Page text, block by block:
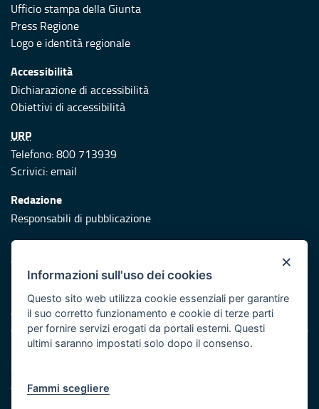
Ufficio stampa della Giunta
Press Regione
Logo e identità regionale
Accessibilità
Dichiarazione di accessibilità
Obiettivi di accessibilità
URP
Telefono: 800 713939
Scrivici:email
Redazione
Responsabili di pubblicazione
Protezione civile
Vai al sito di Protezione Civile Puglia
Iniziativa finanziata con risorse del POR Puglia 2014/2020 -
Asse XI
Note legali
Cookie e privacy
Atti di notifica
×
Informazioni sull'uso dei cookies
Questo sito web utilizza cookie essenziali per garantire
il suo corretto funzionamento e cookie di terze parti
per fornire servizi erogati da portali esterni. Questi
ultimi saranno impostati solo dopo il consenso.
Fammi scegliere